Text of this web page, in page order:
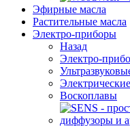
Эфирные масла
Растительные масла
Электро-приборы
Назад
Электро-
Воскоплавы